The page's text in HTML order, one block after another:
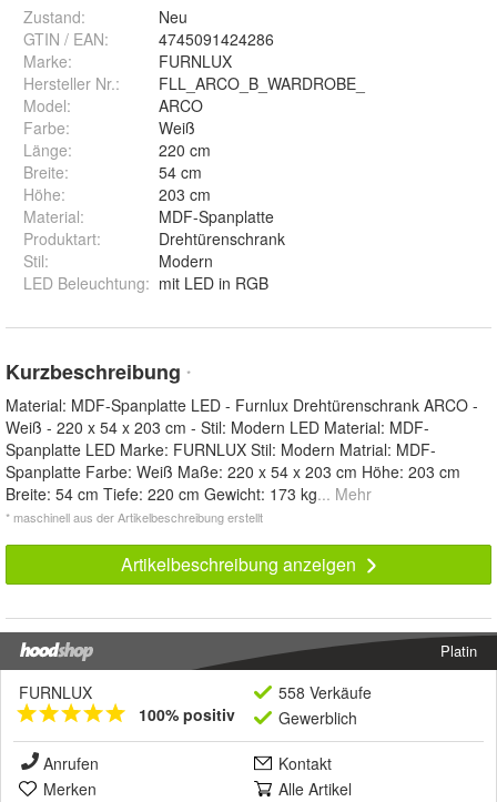
Zustand:
Neu
GTIN / EAN:
4745091424286
Marke:
FURNLUX
Hersteller Nr.:
FLL_ARCO_B_WARDROBE_
Model:
ARCO
Farbe:
Weiß
Länge:
220 cm
Breite:
54 cm
Höhe:
203 cm
Material:
MDF-Spanplatte
Produktart:
Drehtürenschrank
Stil:
Modern
LED Beleuchtung: mit LED in RGB
Kurzbeschreibung *
Material: MDF-Spanplatte LED - Furnlux Drehtürenschrank ARCO -
Weiß - 220 x 54 x 203 cm - Stil: Modern LED Material: MDF-
Spanplatte LED Marke: FURNLUX Stil: Modern Matrial: MDF-
Spanplatte Farbe: Weiß Maße: 220 x 54 x 203 cm Höhe: 203 cm
Breite: 54 cm Tiefe: 220 cm Gewicht: 173 kg... Mehr
* maschinell aus der Artikelbeschreibung erstellt
Artikelbeschreibung anzeigen
Platin
FURNLUX
100% positiv
558 Verkäufe
Gewerblich
Anrufen
Kontakt
Merken
Alle Artikel